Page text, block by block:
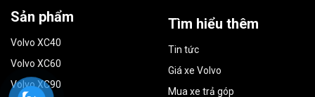
Sản phẩm
Volvo XC40
Volvo XC60
Volvo XC90
Tìm hiểu thêm
Tin tức
Giá xe Volvo
Mua xe trả góp